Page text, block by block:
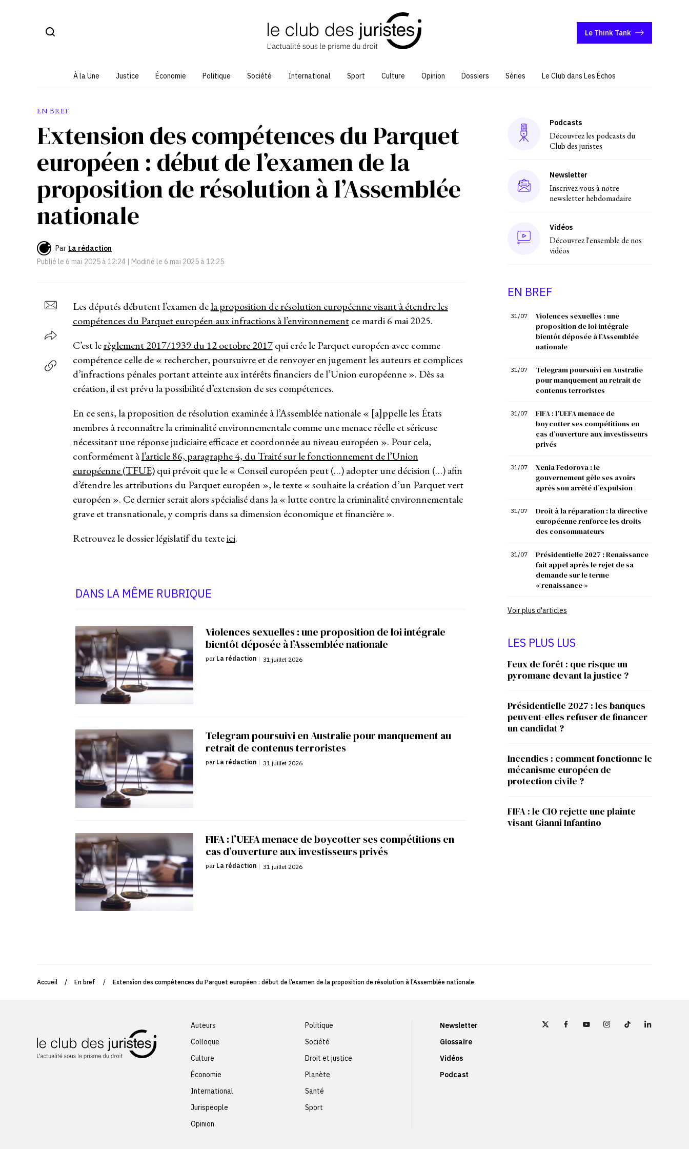
Le Think Tank
À la Une Justice Économie Politique Société International Sport Culture Opinion Dossiers Séries Le Club dans Les Échos
EN BREF
Extension des compétences du Parquet
européen : début de l’examen de la
proposition de résolution à l’Assemblée
nationale
Par La rédaction
Publié le 6 mai 2025 à 12:24 | Modifié le 6 mai 2025 à 12:25
Les députés débutent l’examen dela proposition de résolution européenne visant à étendre les
compétences du Parquet européen aux infractions à l’environnementce mardi 6 mai 2025.
C’est lerèglement 2017/1939 du 12 octobre 2017qui crée le Parquet européen avec comme
compétence celle de « rechercher, poursuivre et de renvoyer en jugement les auteurs et complices
d’infractions pénales portant atteinte aux intérêts financiers de l’Union européenne ». Dès sa
création, il est prévu la possibilité d’extension de ses compétences.
En ce sens, la proposition de résolution examinée à l’Assemblée nationale « [a]ppelle les États
membres à reconnaître la criminalité environnementale comme une menace réelle et sérieuse
nécessitant une réponse judiciaire efficace et coordonnée au niveau européen ». Pour cela,
conformément àl’article 86, paragraphe 4, du Traité sur le fonctionnement de l’Union
européenne (TFUE)qui prévoit que le « Conseil européen peut (…) adopter une décision (…) afin
d’étendre les attributions du Parquet européen », le texte « souhaite la création d’un Parquet vert
européen ». Ce dernier serait alors spécialisé dans la « lutte contre la criminalité environnementale
grave et transnationale, y compris dans sa dimension économique et financière ».
Retrouvez le dossier législatif du texteici.
DANS LA MÊME RUBRIQUE
Violences sexuelles : une proposition de loi intégrale
bientôt déposée à l’Assemblée nationale
par La rédaction | 31 juillet 2026
Telegram poursuivi en Australie pour manquement au
retrait de contenus terroristes
par La rédaction | 31 juillet 2026
FIFA : l’UEFA menace de boycotter ses compétitions en
cas d’ouverture aux investisseurs privés
par La rédaction | 31 juillet 2026
Podcasts
Découvrez les podcasts du
Club des juristes
Newsletter
Inscrivez-vous à notre
newsletter hebdomadaire
Vidéos
Découvrez l'ensemble de nos
vidéos
EN BREF
31/07
Violences sexuelles : une
proposition de loi intégrale
bientôt déposée à l’Assemblée
nationale
31/07
Telegram poursuivi en Australie
pour manquement au retrait de
contenus terroristes
31/07
FIFA : l’UEFA menace de
boycotter ses compétitions en
cas d’ouverture aux investisseurs
privés
31/07
Xenia Fedorova : le
gouvernement gèle ses avoirs
après son arrêté d’expulsion
31/07
Droit à la réparation : la directive
européenne renforce les droits
des consommateurs
31/07
Présidentielle 2027 : Renaissance
fait appel après le rejet de sa
demande sur le terme
« renaissance »
Voir plus d'articles
LES PLUS LUS
Feux de forêt : que risque un
pyromane devant la justice ?
Présidentielle 2027 : les banques
peuvent-elles refuser de financer
un candidat ?
Incendies : comment fonctionne le
mécanisme européen de
protection civile ?
FIFA : le CIO rejette une plainte
visant Gianni Infantino
Accueil / En bref / Extension des compétences du Parquet européen : début de l’examen de la proposition de résolution à l’Assemblée nationale
Auteurs
Colloque
Culture
Économie
International
Jurispeople
Opinion
Politique
Société
Droit et justice
Planète
Santé
Sport
Newsletter
Glossaire
Vidéos
Podcast